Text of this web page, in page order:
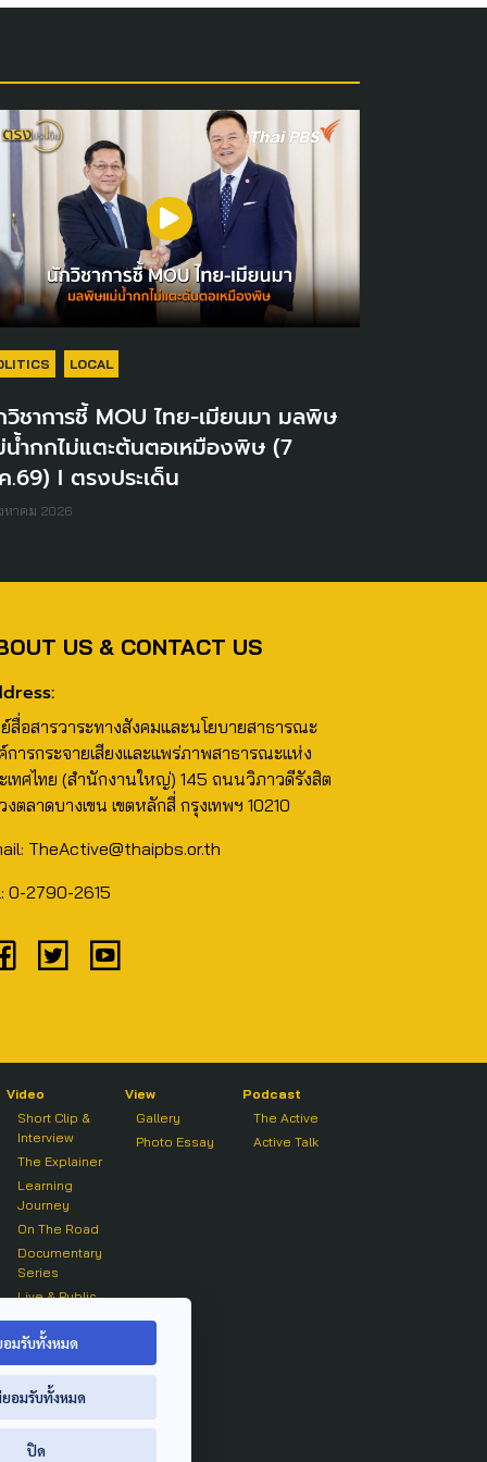
LOCAL
ชาการชี้ MOU ไทย-เมียนมา มลพิษ
ำกกไม่แตะต้นตอเหมืองพิษ (7
.69) I ตรงประเด็น
หาคม 2026
US & CONTACT US
สื่อสารวาระทางสังคมและนโยบายสาธารณะ
การกระจายเสียงและแพร่ภาพสาธารณะแห่ง
เทศไทย (สำนักงานใหญ่) 145 ถนนวิภาวดีรังสิต
งตลาดบางเขน เขตหลักสี่ กรุงเทพฯ 10210
TheActive@thaipbs.or.th
0-2790-2615
Video
Short Clip &
Interview
The Explainer
Learning
Journey
On The Road
Documentary
Series
Live & Public
On air Clip
View
Gallery
Photo Essay
Podcast
The Active
Active Talk
อมรับทั้งหมด
ยอมรับทั้งหมด
ปิด